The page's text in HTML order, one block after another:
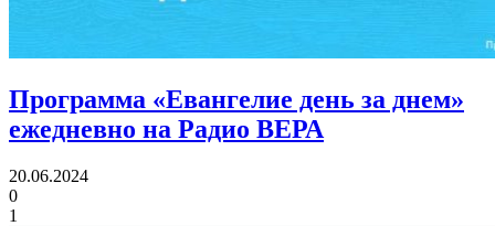
Программа «Евангелие день за днем»
ежедневно на Радио ВЕРА
20.06.2024
0
1